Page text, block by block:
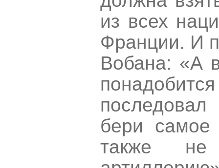
из всех
Франции. И
Вобана: «А
бери самое
также не